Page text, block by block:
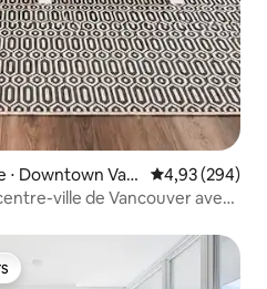
Downtown Van
Évaluation
4,93 (294)
ville de Vancouver avec
plus appréciés